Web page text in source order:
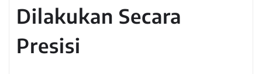
Dilakukan Secara
Presisi